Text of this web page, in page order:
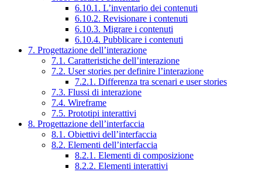
6.10.1. L’inventario dei contenuti
6.10.2. Revisionare i contenuti
6.10.3. Migrare i contenuti
6.10.4. Pubblicare i contenuti
7. Progettazione dell’interazione
7.1. Caratteristiche dell’interazione
7.2. User stories per definire l’interazione
7.2.1. Differenza tra scenari e user stories
7.3. Flussi di interazione
7.4. Wireframe
7.5. Prototipi interattivi
8. Progettazione dell’interfaccia
8.1. Obiettivi dell’interfaccia
8.2. Elementi dell’interfaccia
8.2.1. Elementi di composizione
8.2.2. Elementi interattivi